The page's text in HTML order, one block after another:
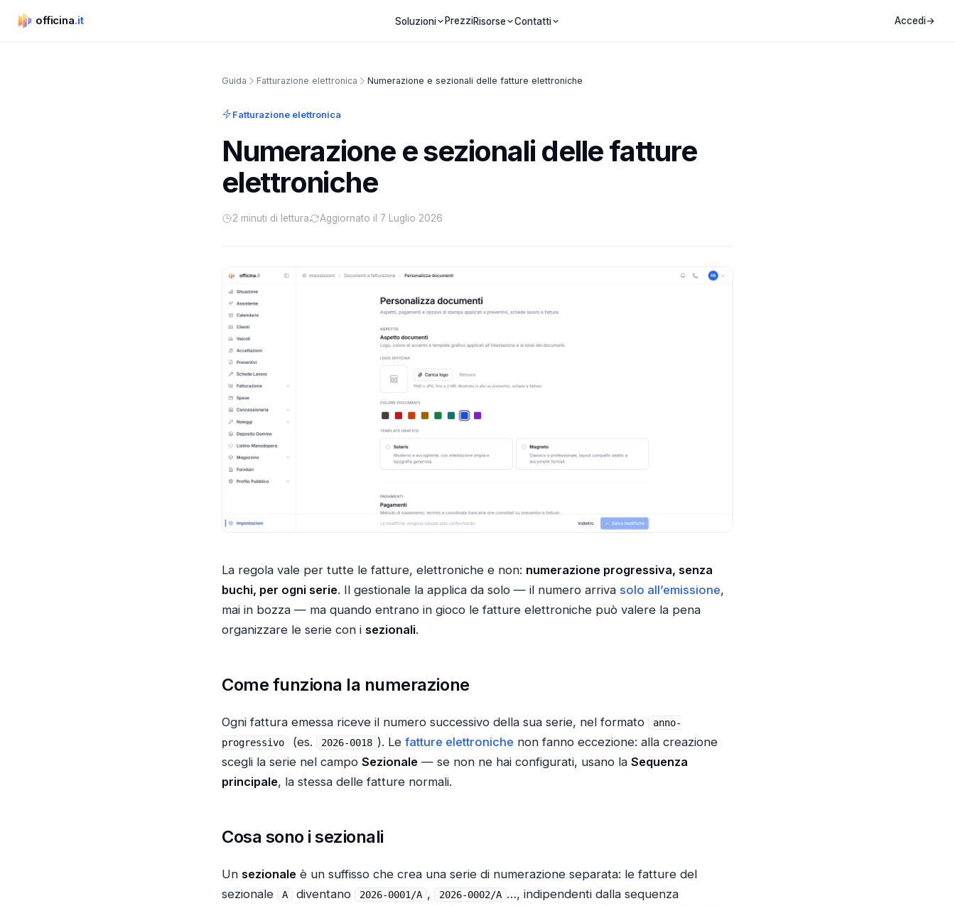
officina.it
officina.it Soluzioni PrezziRisorse Contatti Accedi→
Guida Fatturazione elettronica Numerazione e sezionali delle fatture elettroniche
Fatturazione elettronica
Numerazione e sezionali delle fatture
elettroniche
2 minuti di lettura Aggiornato il 7 Luglio 2026
La regola vale per tutte le fatture, elettroniche e non: numerazione progressiva, senza
buchi, per ogni serie. Il gestionale la applica da solo — il numero arriva solo all’emissione,
mai in bozza — ma quando entrano in gioco le fatture elettroniche può valere la pena
organizzare le serie con i sezionali.
Come funziona la numerazione
Ogni fattura emessa riceve il numero successivo della sua serie, nel formato
anno-
progressivo
(es. 2026-0018 ). Le fatture elettroniche non fanno eccezione: alla creazione
scegli la serie nel campo Sezionale — se non ne hai configurati, usano la Sequenza
principale, la stessa delle fatture normali.
Cosa sono i sezionali
Un sezionale è un suffisso che crea una serie di numerazione separata: le fatture del
sezionale
A diventano 2026-0001/A , 2026-0002/A …, indipendenti dalla sequenza